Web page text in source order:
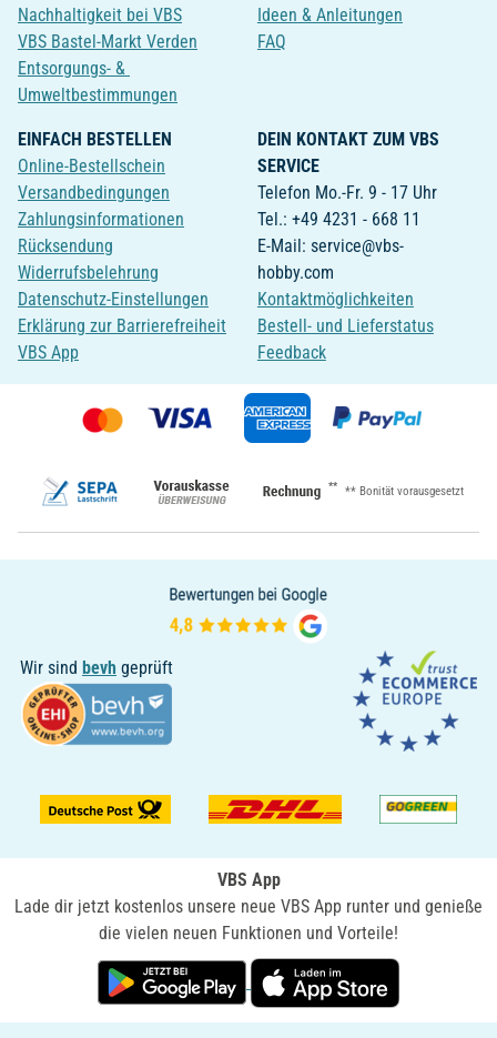
Nachhaltigkeit bei VBS
VBS Bastel-Markt Verden
Entsorgungs- &
Umweltbestimmungen
Ideen & Anleitungen
FAQ
EINFACH BESTELLEN
Online-Bestellschein
Versandbedingungen
Zahlungsinformationen
Rücksendung
Widerrufsbelehrung
Datenschutz-Einstellungen
Erklärung zur Barrierefreiheit
VBS App
DEIN KONTAKT ZUM VBS
SERVICE
Telefon Mo.-Fr. 9 - 17 Uhr
Tel.: +49 4231 - 668 11
E-Mail: service@vbs-
hobby.com
Kontaktmöglichkeiten
Bestell- und Lieferstatus
Feedback
** ** Bonität vorausgesetzt
Wir sind bevh geprüft
VBS App
Lade dir jetzt kostenlos unsere neue VBS App runter und genieße
die vielen neuen Funktionen und Vorteile!